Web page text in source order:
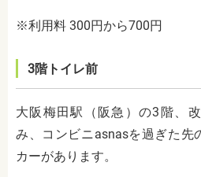
※利用料 300円から700円
3階トイレ前
大阪梅田駅（阪急）の3階、
み、コンビニasnasを過ぎた先
カーがあります。